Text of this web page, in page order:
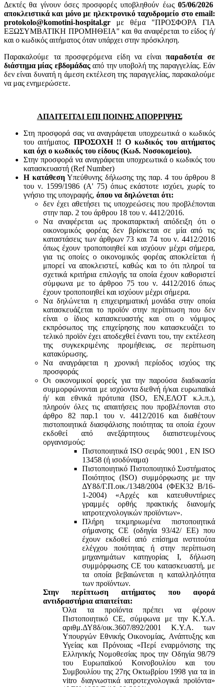
Δεκτές θα γίνουν όσες προσφορές υποβληθούν έως 05/06/2026
αποκλειστικά και μόνο με ηλεκτρονικό ταχυδρομείο στο email:
protokolo@komotini-hospital.gr με θέμα "ΠΡΟΣΦΟΡΑ ΓΙΑ
ΕΞΩΣΥΜΒΑΤΙΚΗ ΠΡΟΜΗΘΕΙΑ" και θα αναφέρεται το είδος ή/
και ο κωδικός αιτήματος όταν υπάρχει στην πρόσκληση.
Παρακαλούμε τα προσφερόμενα είδη να είναιπαραδοτέα σε
διάστημα μίας εβδομάδαςαπό την υποβολή της παραγγελίας. Εάν
δεν είναι δυνατή η άμεση εκτέλεση της παραγγελίας, παρακαλούμε
να μας ενημερώσετε.
ΑΠΑΙΤΕΙΤΑΙ ΕΠΙ ΠΟΙΝΗΣ ΑΠΟΡΡΙΨΗΣ
Στη προσφορά σας να αναγράφεται υποχρεωτικά ο κωδικός
του αιτήματος.ΠΡΟΣΟΧΗ !! Ο κωδικός του αιτήματος
και όχι ο κωδικός του είδους (Κωδ. Νοσοκομείου).
Στην προσφορά να αναγράφεται υποχρεωτικά ο κωδικός του
κατασκευαστή (Ref Number)
Η κατάθεσηΥπεύθυνης δήλωσης της παρ. 4 του άρθρου 8
του ν. 1599/1986 (Α' 75) όπως εκάστοτε ισχύει, χωρίς το
γνήσιο της υπογραφής, όπου να δηλώνεται ότι:
δεν έχει αθετήσει τις υποχρεώσεις που προβλέπονται
στην παρ. 2 του άρθρου 18 του ν. 4412/2016.
Να αναφέρεται ως προκαταρκτική απόδειξη ότι ο
οικονομικός φορέας δεν βρίσκεται σε μία από τις
καταστάσεις των άρθρων 73 και 74 του ν. 4412/2016
όπως έχουν τροποποιηθεί και ισχύουν μέχρι σήμερα,
για τις οποίες ο οικονομικός φορέας αποκλείεται ή
μπορεί να αποκλειστεί, καθώς και το ότι πληροί τα
σχετικά κριτήρια επιλογής τα οποία έχουν καθοριστεί
σύμφωνα με τo άρθροo 75 του ν. 4412/2016 όπως
έχουν τροποποιηθεί και ισχύουν μέχρι σήμερα.
Να δηλώνεται η επιχειρηματική μονάδα στην οποία
κατασκευάζεται το προϊόν στην περίπτωση που δεν
είναι ο ίδιος κατασκευαστής και oτι ο νόμιμος
εκπρόσωπος της επιχείρησης που κατασκευάζει το
τελικό προϊόν έχει αποδεχθεί έναντι του, την εκτέλεση
της συγκεκριμένης προμήθειας, σε περίπτωση
κατακύρωσης.
Να αναγράφεται η χρονική περίοδος ισχύος της
προσφοράς
Οι οικονομικοί φορείς για την παρούσα διαδικασία
συμμορφώνονται με ισχύοντα διεθνή ή/και ευρωπαϊκά
ή/ και εθνικά πρότυπα (ISO, ΕΝ,ΕΛΟΤ κ.λ.π.),
πληρούν όλες τις απαιτήσεις που προβλέπονται στο
άρθρο 82 παρ.1 του ν. 4412/2016 και διαθέτουν
πιστοποιητικά διασφάλισης ποιότητας τα οποία έχουν
εκδοθεί από ανεξάρτητους διαπιστευμένους
οργανισμούς:
Πιστοποιητικά ISO σειράς 9001 , ΕΝ ISO
13458 (ή ισοδύναμα)
Πιστοποιητικό Πιστοποιητικό Συστήματος
Ποιότητος (ISO) συμμόρφωσης με την
ΔΥ8δ/Γ.Π.οικ./1348/2004 (ΦΕΚ32 Β/16-
1-2004) «Αρχές και κατευθυντήριες
γραμμές ορθής πρακτικής διανομής
ιατροτεχνολογικών προϊόντων».
Πλήρη τεκμηριωμένα πιστοποιητικά
σήμανσης CE (οδηγία 93/42/ ΕΕ) που
έχουν εκδοθεί από επίσημα ινστιτούτα
ελέγχου ποιότητας ή στην περίπτωση
μηχανημάτων κατηγορίας Ι, δήλωση
συμμόρφωσης CE του κατασκευαστή, με
τα οποία βεβαιώνεται η καταλληλότητα
των προϊόντων.
Στην περίπτωση αιτήματος που αφορά
αντιδραστήρια απαιτείται:
Όλα τα προϊόντα πρέπει να φέρουν
Πιστοποιητικό CE, σύμφωνα με την Κ.Υ.Α.
αριθμ.ΔΥ8δ/οικ.3607/892/2001 Κ.Υ.Α. των
Υπουργών Εθνικής Οικονομίας, Ανάπτυξης και
Υγείας και Πρόνοιας «Περί εναρμόνισης της
Ελληνικής Νομοθεσίας προς την Οδηγία 98/79
του Ευρωπαϊκού Κοινοβουλίου και του
Συμβουλίου της 27ης Οκτωβρίου 1998 για τα in
vitro διαγνωστικά ιατροτεχνολογικά προϊόντα»